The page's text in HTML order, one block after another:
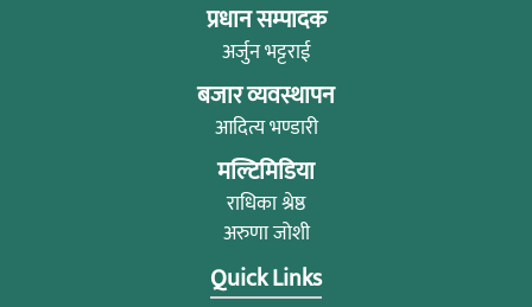
प्रधान सम्पादक
अर्जुन भट्टराई
बजार व्यवस्थापन
आदित्य भण्डारी
मल्टिमिडिया
राधिका श्रेष्ठ
अरुणा जोशी
Quick Links